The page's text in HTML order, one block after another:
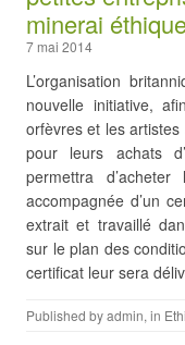
minerai
7 mai 2014
L’organisation
nouvelle initiative,
orfèvres et les
pour leurs achats
permettra
accompagnée d’un
extrait et travaillé
sur le plan des
certificat leur sera
Published byadmin, in